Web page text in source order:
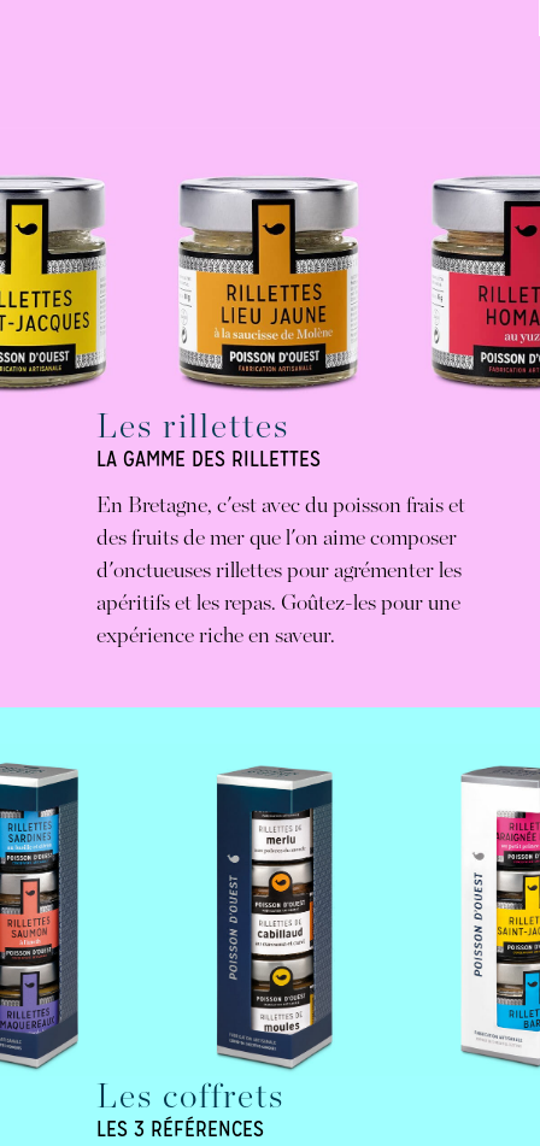
Les rillettes
LA GAMME DES RILLETTES
En Bretagne, c'est avec du poisson frais et
des fruits de mer que l'on aime composer
d'onctueuses rillettes pour agrémenter les
apéritifs et les repas. Goûtez-les pour une
expérience riche en saveur.
Les coffrets
LES 3 RÉFÉRENCES